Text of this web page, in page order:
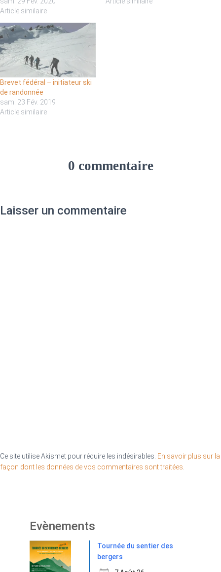
Article similaire
Brevet fédéral – initiateur ski
de randonnée
sam. 23 Fév. 2019
Article similaire
0 commentaire
Laisser un commentaire
Ce site utilise Akismet pour réduire les indésirables. En savoir plus sur la
façon dont les données de vos commentaires sont traitées
Evènements
Tournée du sentier des
bergers